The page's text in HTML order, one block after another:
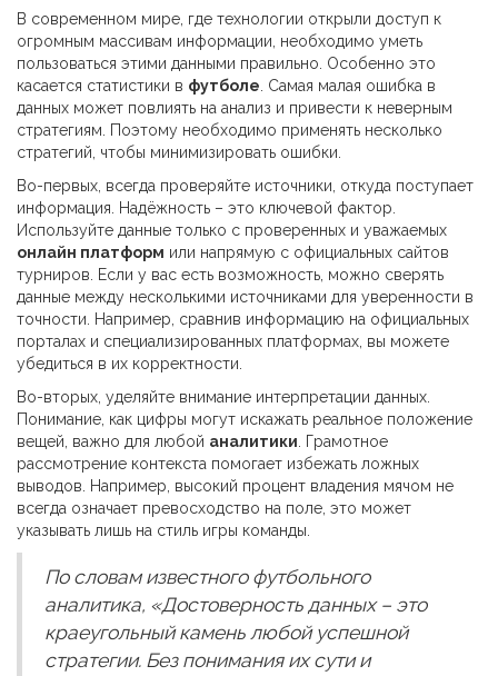
В современном мире, где технологии открыли доступ к
огромным массивам информации, необходимо уметь
пользоваться этими данными правильно. Особенно это
касается статистики в футболе. Самая малая ошибка в
данных может повлиять на анализ и привести к неверным
стратегиям. Поэтому необходимо применять несколько
стратегий, чтобы минимизировать ошибки.
Во-первых, всегда проверяйте источники, откуда поступает
информация. Надёжность – это ключевой фактор.
Используйте данные только с проверенных и уважаемых
онлайн платформ или напрямую с официальных сайтов
турниров. Если у вас есть возможность, можно сверять
данные между несколькими источниками для уверенности в
точности. Например, сравнив информацию на официальных
порталах и специализированных платформах, вы можете
убедиться в их корректности.
Во-вторых, уделяйте внимание интерпретации данных.
Понимание, как цифры могут искажать реальное положение
вещей, важно для любой аналитики. Грамотное
рассмотрение контекста помогает избежать ложных
выводов. Например, высокий процент владения мячом не
всегда означает превосходство на поле, это может
указывать лишь на стиль игры команды.
По словам известного футбольного
аналитика, «Достоверность данных – это
краеугольный камень любой успешной
стратегии. Без понимания их сути и